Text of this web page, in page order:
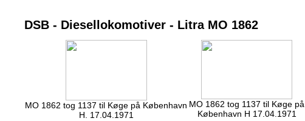
DSB - Diesellokomotiver - Litra MO 1862
MO 1862 tog 1137 til Køge på København
H. 17.04.1971
MO 1862 tog 1137 til Køge på
København H 17.04.1971